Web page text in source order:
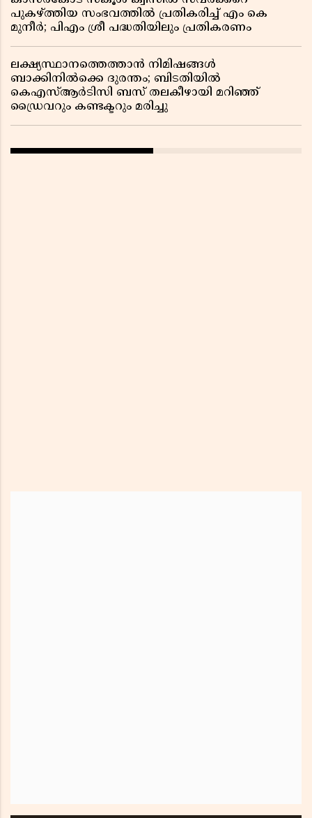
പുകഴ്ത്തിയ സംഭവത്തിൽ പ്രതികരിച്ച് എം കെ
മുനീർ; പിഎം ശ്രീ പദ്ധതിയിലും പ്രതികരണം
ലക്ഷ്യസ്ഥാനത്തെത്താൻ നിമിഷങ്ങൾ
ബാക്കിനിൽക്കെ ദുരന്തം; ബിടതിയിൽ
കെഎസ്ആർടിസി ബസ് തലകീഴായി മറിഞ്ഞ്
ഡ്രൈവറും കണ്ടക്ടറും മരിച്ചു